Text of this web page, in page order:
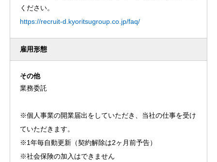
ください。
https://recruit-d.kyoritsugroup.co.jp/faq/
雇用形態
その他
業務委託
※個人事業の開業届出をしていただき、当社の仕事を受け
ていただきます。
※1年毎自動更新（契約解除は2ヶ月前予告）
※社会保険の加入はできません